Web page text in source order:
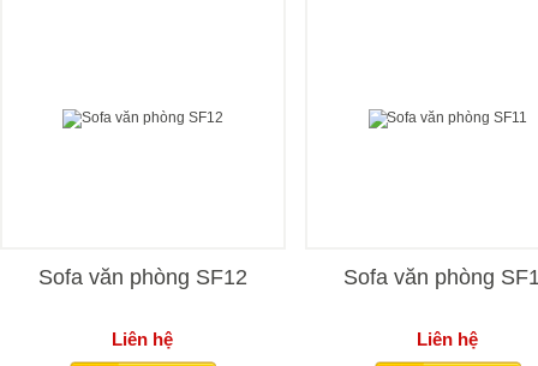
Sofa văn phòng SF12
Liên hệ
Sofa văn phòng
Liên hệ